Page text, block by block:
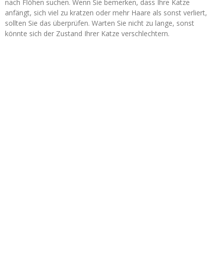
nach Flöhen suchen. Wenn Sie bemerken, dass Ihre Katze
anfängt, sich viel zu kratzen oder mehr Haare als sonst verliert,
sollten Sie das überprüfen. Warten Sie nicht zu lange, sonst
könnte sich der Zustand Ihrer Katze verschlechtern.